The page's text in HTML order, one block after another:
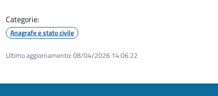
Categorie:
Anagrafe e stato civile
Ultimo aggiornamento:08/04/2026 14:06.22